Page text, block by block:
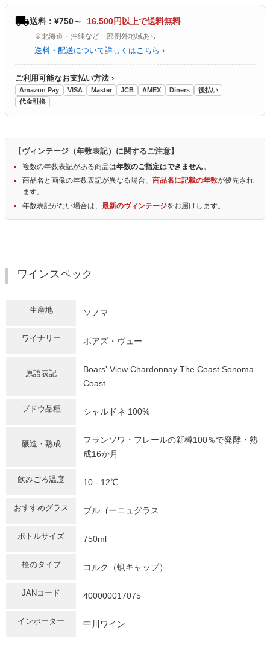
送料 : ¥750～ 16,500円以上で送料無料
※北海道・沖縄など一部例外地域あり
送料・配送について詳しくはこちら ›
ご利用可能なお支払い方法 ›
Amazon Pay VISA Master JCB AMEX Diners
後払い
代金引換
【ヴィンテージ（年数表記）に関するご注意】
複数の年数表記がある商品は年数のご指定はできません。
商品名と画像の年数表記が異なる場合、 商品名に記載の年数が優先され
ます。
年数表記がない場合は、 最新のヴィンテージをお届けします。
ワインスペック
生産地 ソノマ
ワイナリー ボアズ・ヴュー
原語表記
Boars' View Chardonnay The Coast Sonoma
Coast
ブドウ品種 シャルドネ 100%
醸造・熟成
フランソワ・フレールの新樽100％で発酵・熟
成16か月
飲みごろ温度 10 - 12℃
おすすめグラス ブルゴーニュグラス
ボトルサイズ 750ml
栓のタイプ コルク（蝋キャップ）
JANコード 400000017075
インポーター 中川ワイン